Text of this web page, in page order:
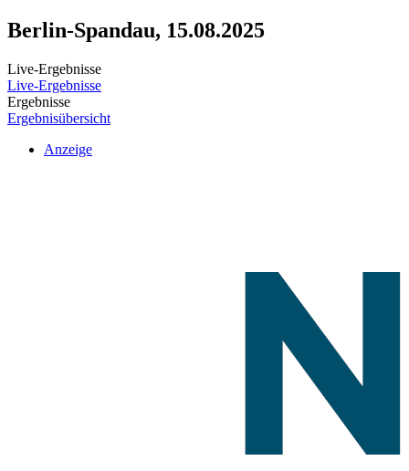
Berlin-Spandau, 15.08.2025
Live-Ergebnisse
Live-Ergebnisse
Ergebnisse
Ergebnisübersicht
Anzeige